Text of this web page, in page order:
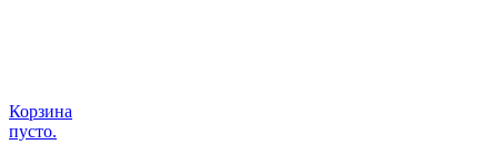
Корзина
пусто.